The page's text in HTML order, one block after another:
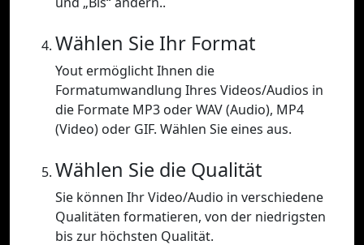
Wählen Sie Ihr Format
Yout ermöglicht Ihnen die
Formatumwandlung Ihres Videos/Audios in
die Formate MP3 oder WAV (Audio), MP4
(Video) oder GIF. Wählen Sie eines aus.
Wählen Sie die Qualität
Sie können Ihr Video/Audio in verschiedene
Qualitäten formatieren, von der niedrigsten
bis zur höchsten Qualität.